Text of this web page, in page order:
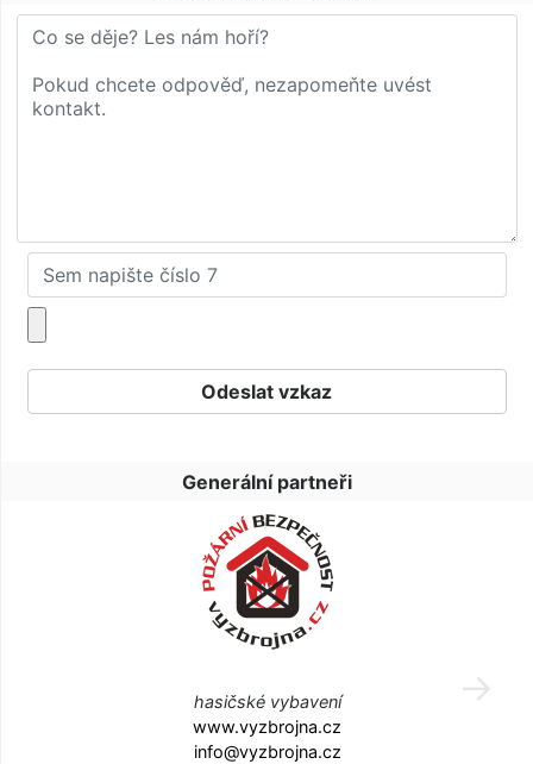
Generální partneři
hasičské vybavení
www.vyzbrojna.cz
info@vyzbrojna.cz